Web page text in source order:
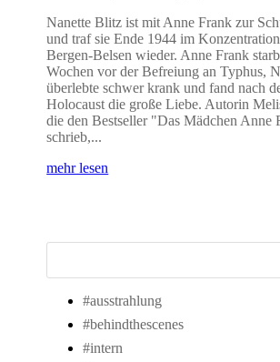
Nanette Blitz ist mit Anne Frank zur
und traf sie Ende 1944 im
Bergen-Belsen wieder. Anne Frank
Wochen vor der Befreiung an Typhus,
überlebte schwer krank und fand nach
Holocaust die große Liebe. Autorin
die den Bestseller "Das Mädchen Anne
schrieb,...
mehr lesen
#ausstrahlung
#behindthescenes
#intern